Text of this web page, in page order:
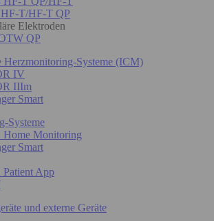
T/HF-T QP
Elektroden
QP
Herzmonitoring-Systeme (ICM)
IV
IIIm
Smart
Systeme
Monitoring
Smart
App
und externe Geräte